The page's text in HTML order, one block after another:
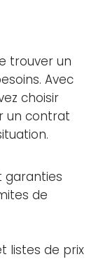
trouver un
Avec
choisir
un contrat
garanties
de
listes de prix